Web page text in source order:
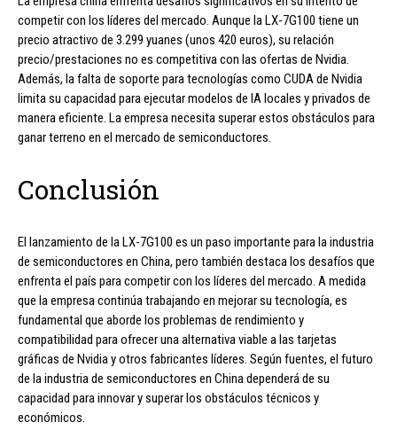
competir con los líderes del mercado. Aunque la LX-7G100 tiene un
precio atractivo de 3.299 yuanes (unos 420 euros), su relación
precio/prestaciones no es competitiva con las ofertas de Nvidia.
Además, la falta de soporte para tecnologías como CUDA de Nvidia
limita su capacidad para ejecutar modelos de IA locales y privados de
manera eficiente. La empresa necesita superar estos obstáculos para
ganar terreno en el mercado de semiconductores.
Conclusión
El lanzamiento de la LX-7G100 es un paso importante para la industria
de semiconductores en China, pero también destaca los desafíos que
enfrenta el país para competir con los líderes del mercado. A medida
que la empresa continúa trabajando en mejorar su tecnología, es
fundamental que aborde los problemas de rendimiento y
compatibilidad para ofrecer una alternativa viable a las tarjetas
gráficas de Nvidia y otros fabricantes líderes. Según fuentes, el futuro
de la industria de semiconductores en China dependerá de su
capacidad para innovar y superar los obstáculos técnicos y
económicos.